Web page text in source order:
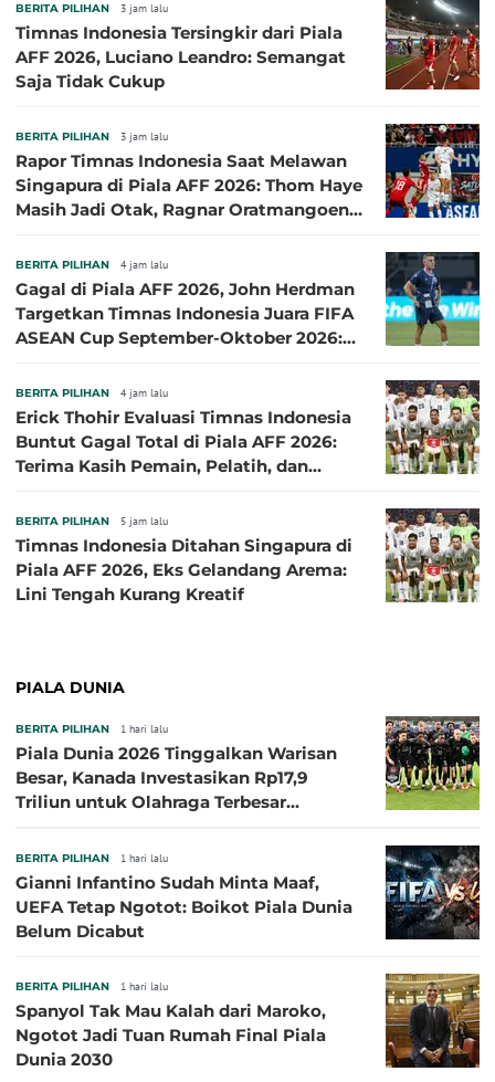
BERITA PILIHAN 3 jam lalu
Timnas Indonesia Tersingkir dari Piala
AFF 2026, Luciano Leandro: Semangat
Saja Tidak Cukup
BERITA PILIHAN 3 jam lalu
Rapor Timnas Indonesia Saat Melawan
Singapura di Piala AFF 2026: Thom Haye
Masih Jadi Otak, Ragnar Oratmangoen
BERITA PILIHAN 4 jam lalu
Gagal di Piala AFF 2026, John Herdman
Targetkan Timnas Indonesia Juara FIFA
ASEAN Cup September-Oktober 2026:
BERITA PILIHAN 4 jam lalu
Erick Thohir Evaluasi Timnas Indonesia
Buntut Gagal Total di Piala AFF 2026:
Terima Kasih Pemain, Pelatih, dan
BERITA PILIHAN 5 jam lalu
Timnas Indonesia Ditahan Singapura di
Piala AFF 2026, Eks Gelandang Arema:
Lini Tengah Kurang Kreatif
PIALA DUNIA
BERITA PILIHAN 1 hari lalu
Piala Dunia 2026 Tinggalkan Warisan
Besar, Kanada Investasikan Rp17,9
Triliun untuk Olahraga Terbesar
BERITA PILIHAN 1 hari lalu
Gianni Infantino Sudah Minta Maaf,
UEFA Tetap Ngotot: Boikot Piala Dunia
Belum Dicabut
BERITA PILIHAN 1 hari lalu
Spanyol Tak Mau Kalah dari Maroko,
Ngotot Jadi Tuan Rumah Final Piala
Dunia 2030